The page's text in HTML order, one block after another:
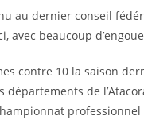
au dernier conseil
avec beaucoup
contre 10 la saison
départements de